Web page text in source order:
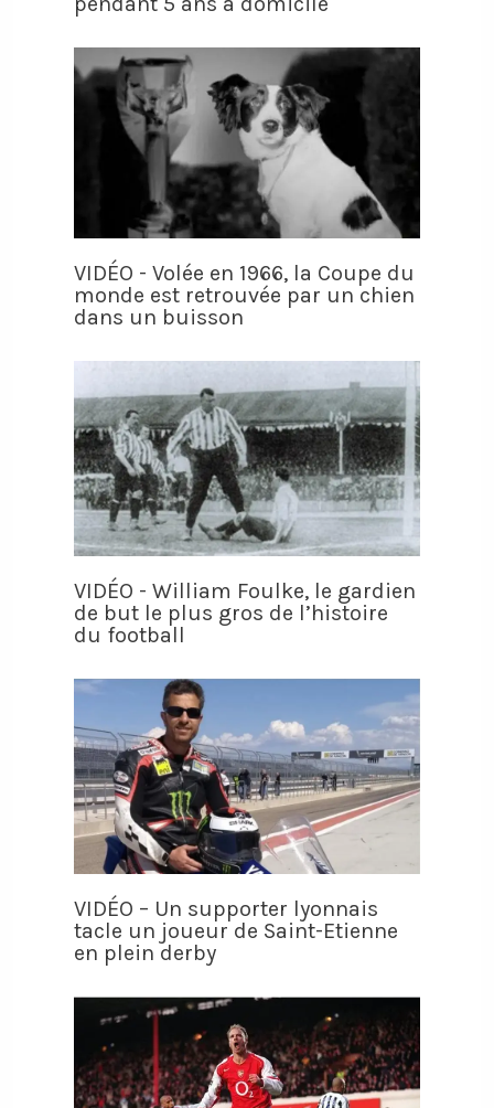
VIDÉO - Volée en 1966, la Coupe du
monde est retrouvée par un chien
dans un buisson
VIDÉO - William Foulke, le gardien
de but le plus gros de l’histoire
du football
VIDÉO – Un supporter lyonnais
tacle un joueur de Saint-Etienne
en plein derby